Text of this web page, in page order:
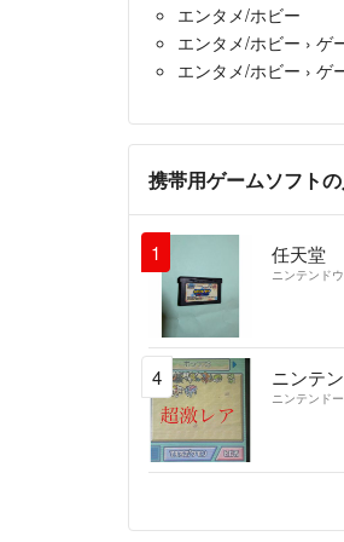
エンタメ/ホビー
エンタメ/ホビー › ゲ
エンタメ/ホビー › ゲ
携帯用ゲームソフト
1 任天堂
ニンテンドウ
4 ニンテ
ニンテンド